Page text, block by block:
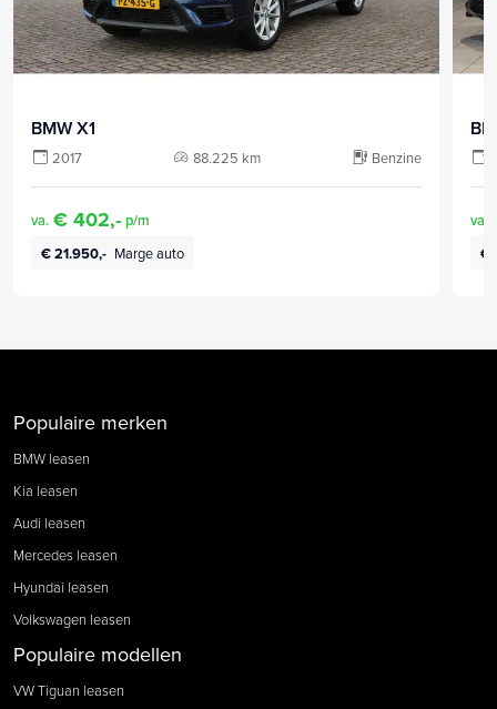
BMW X1
2017 88.225 km Benzine
va. € 402,- p/m
€ 21.950,- Marge auto
va.
€
Populaire merken
BMW leasen
Kia leasen
Audi leasen
Mercedes leasen
Hyundai leasen
Volkswagen leasen
Populaire modellen
VW Tiguan leasen